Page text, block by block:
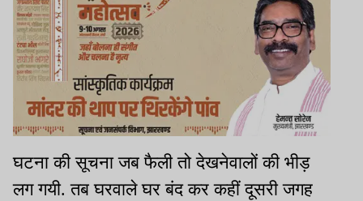
घटना की सूचना जब फैली तो देखनेवालों की भीड़
लग गयी. तब घरवाले घर बंद कर कहीं दूसरी जगह